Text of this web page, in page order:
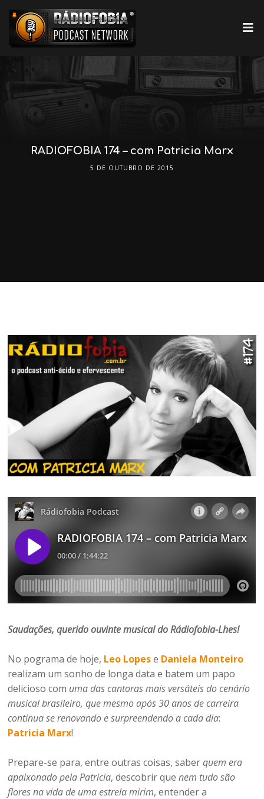
RADIOFOBIA 174 – com Patricia Marx
5 DE OUTUBRO DE 2015
Saudações, querido ouvinte musical do Rádiofobia-Lhes!
No pograma de hoje, Leo Lopes e Daniela Monteiro
realizam um sonho de longa data e batem um papo
delicioso com uma das cantoras mais versáteis do cenário
musical brasileiro, que mesmo após 30 anos de carreira
continua se renovando e surpreendendo a cada dia:
Patricia Marx!
Prepare-se para, entre outras coisas, saberquem era
apaixonado pela Patricia, descobrir quenem tudo são
flores na vida de uma estrela mirim, entender a